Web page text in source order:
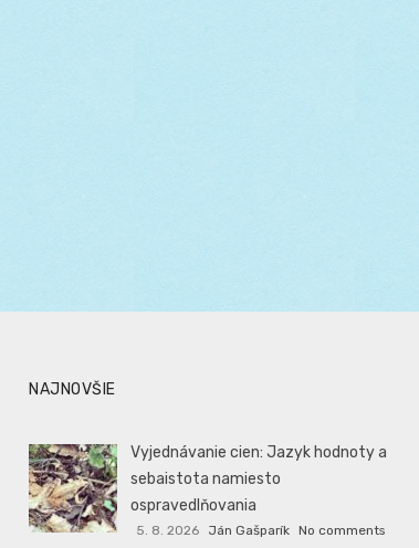
NAJNOVŠIE
Vyjednávanie cien: Jazyk hodnoty a
sebaistota namiesto
ospravedlňovania
5. 8. 2026 Ján Gašparík No comments